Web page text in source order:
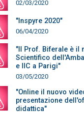
02/03/2020
"Inspyre 2020"
06/04/2020
"Il Prof. Biferale è il
Scientifico
e IIC a Parigi"
03/05/2020
"Online il nuovo
presentazione
didattica"